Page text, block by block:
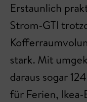
Erstaunlich
Strom-GTI
stark. Mit
daraus sogar
für Ferien,